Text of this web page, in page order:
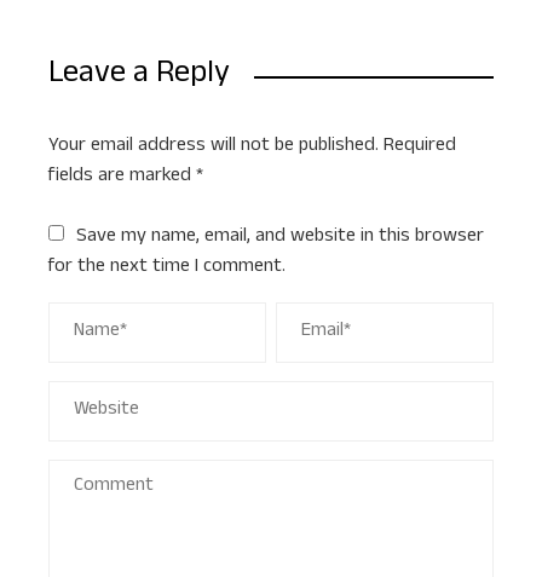
Leave a Reply
Your email address will not be published. Required
fields are marked *
Save my name, email, and website in this browser
for the next time I comment.